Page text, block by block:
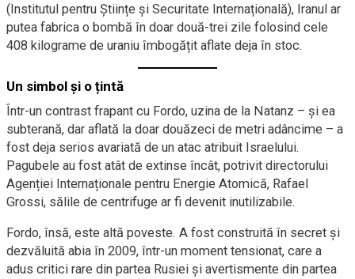
(Institutul pentru Științe și Securitate Internațională), Iranul ar
putea fabrica o bombă în doar două-trei zile folosind cele
408 kilograme de uraniu îmbogățit aflate deja în stoc.
Un simbol și o țintă
Într-un contrast frapant cu Fordo, uzina de la Natanz – și ea
subterană, dar aflată la doar douăzeci de metri adâncime – a
fost deja serios avariată de un atac atribuit Israelului.
Pagubele au fost atât de extinse încât, potrivit directorului
Agenției Internaționale pentru Energie Atomică, Rafael
Grossi, sălile de centrifuge ar fi devenit inutilizabile.
Fordo, însă, este altă poveste. A fost construită în secret și
dezvăluită abia în 2009, într-un moment tensionat, care a
adus critici rare din partea Rusiei și avertismente din partea